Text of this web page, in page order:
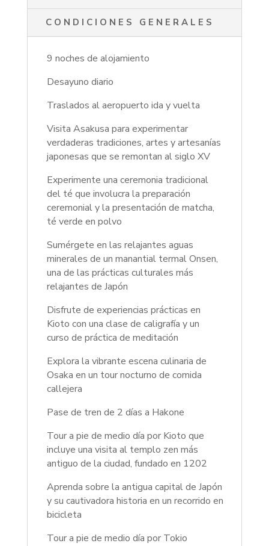
CONDICIONES GENERALES
9 noches de alojamiento
Desayuno diario
Traslados al aeropuerto ida y vuelta
Visita Asakusa para experimentar
verdaderas tradiciones, artes y artesanías
japonesas que se remontan al siglo XV
Experimente una ceremonia tradicional
del té que involucra la preparación
ceremonial y la presentación de matcha,
té verde en polvo
Sumérgete en las relajantes aguas
minerales de un manantial termal Onsen,
una de las prácticas culturales más
relajantes de Japón
Disfrute de experiencias prácticas en
Kioto con una clase de caligrafía y un
curso de práctica de meditación
Explora la vibrante escena culinaria de
Osaka en un tour nocturno de comida
callejera
Pase de tren de 2 días a Hakone
Tour a pie de medio día por Kioto que
incluye una visita al templo zen más
antiguo de la ciudad, fundado en 1202
Aprenda sobre la antigua capital de Japón
y su cautivadora historia en un recorrido en
bicicleta
Tour a pie de medio día por Tokio